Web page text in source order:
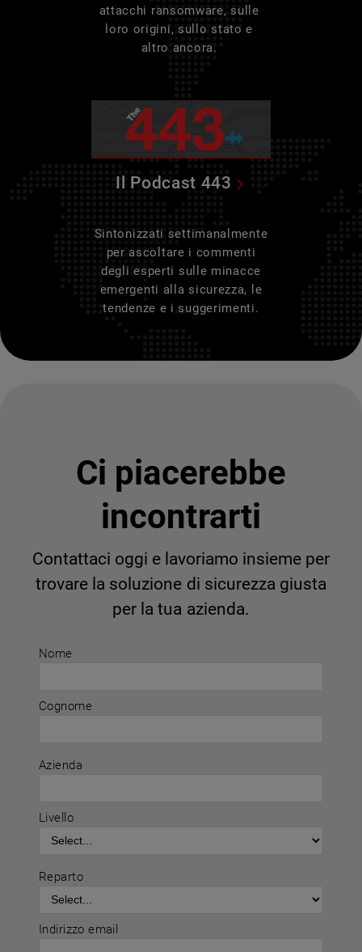
attacchi ransomware, sulle
loro origini, sullo stato e
altro ancora.
Il Podcast 443
Sintonizzati settimanalmente
per ascoltare i commenti
degli esperti sulle minacce
emergenti alla sicurezza, le
tendenze e i suggerimenti.
Nome
Cognome
Azienda
Livello
Reparto
Indirizzo email
Ci piacerebbe
incontrarti
Contattaci oggi e lavoriamo insieme per
trovare la soluzione di sicurezza giusta
per la tua azienda.